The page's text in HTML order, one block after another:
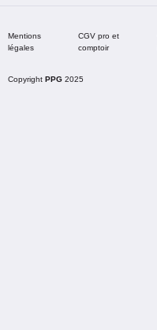
Mentions
légales
CGV pro et
comptoir
Copyright PPG 2025